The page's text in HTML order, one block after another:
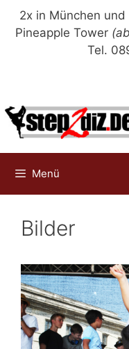
Zum
Inhalt
2x in München
Pineapple Tower
Tel.
Menü
Bilder